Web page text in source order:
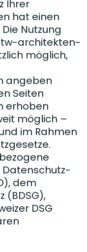
Ihrer
hat einen
Nutzung
architekten-
möglich,
angeben
Seiten
erhoben
möglich –
im Rahmen
dem
(BDSG),
DSG